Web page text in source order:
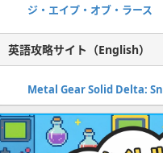
ジ・エイプ・オブ・ラース
英語攻略サイト（English）
Metal Gear Solid Delta: